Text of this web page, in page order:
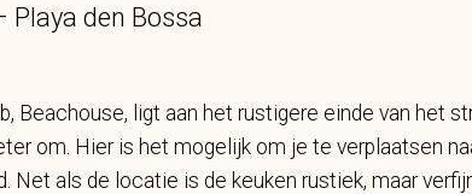
Playa den Bossa
Beachouse, ligt aan het rustigere einde van het
om. Hier is het mogelijk om je te verplaatsen
Net als de locatie is de keuken rustiek, maar